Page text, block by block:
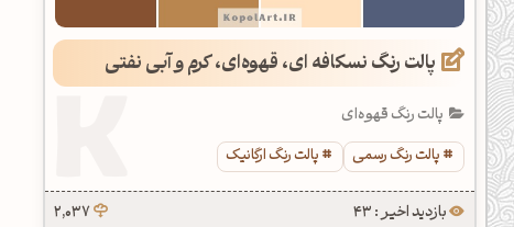
پالت رنگ نسکافه ای، قهوه‌ای، کرم و آبی نفتی
پالت رنگ قهوه‌ای
پالت رنگ رسمی
پالت رنگ ارگانیک
بازدید اخیر : 43 2,037